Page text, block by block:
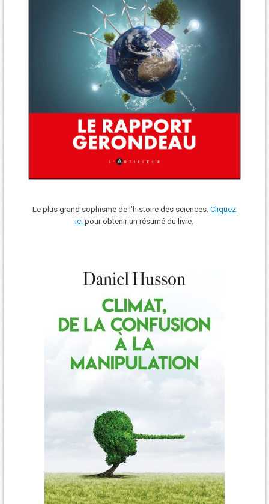
Le plus grand sophisme de l'histoire des sciences.Cliquez
icipour obtenir un résumé du livre.